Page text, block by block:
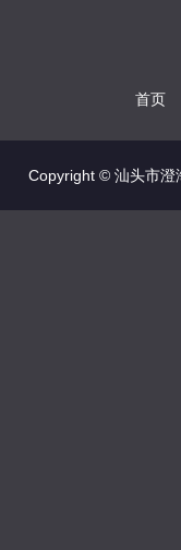
首页
Copyright © 汕头市澄